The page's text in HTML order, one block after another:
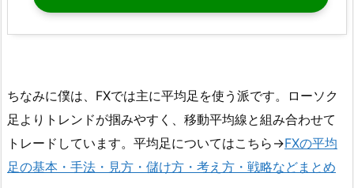
ちなみに僕は、FXでは主に平均足を使う派です。ローソク
足よりトレンドが掴みやすく、移動平均線と組み合わせて
トレードしています。平均足についてはこちら→FXの平均
足の基本・手法・見方・儲け方・考え方・戦略などまとめ